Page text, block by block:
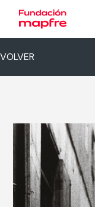
VOLVER